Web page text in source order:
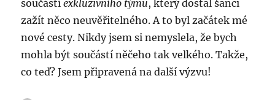
součástíexkluzivního týmu, který dostal šanci
zažít něco neuvěřitelného. A to byl začátek mé
nové cesty. Nikdy jsem si nemyslela, že bych
mohla být součástí něčeho tak velkého. Takže,
co teď? Jsem připravená na další výzvu!